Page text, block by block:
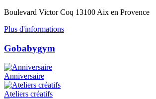
Boulevard Victor Coq 13100 Aix en Provence
Plus d'informations
Gobabygym
Anniversaire
Ateliers créatifs